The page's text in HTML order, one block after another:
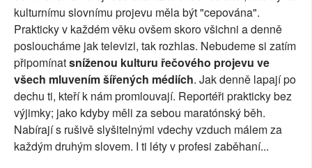
kulturnímu slovnímu projevu měla být "cepována".
Prakticky v každém věku ovšem skoro všichni a denně
posloucháme jak televizi, tak rozhlas. Nebudeme si zatím
připomínatsníženou kulturu řečového projevu ve
všech mluvením šířených médiích. Jak denně lapají po
dechu ti, kteří k nám promlouvají. Reportéři prakticky bez
výjimky; jako kdyby měli za sebou maratónský běh.
Nabírají s rušivě slyšitelnými vdechy vzduch málem za
každým druhým slovem. I ti léty v profesi zaběhaní...